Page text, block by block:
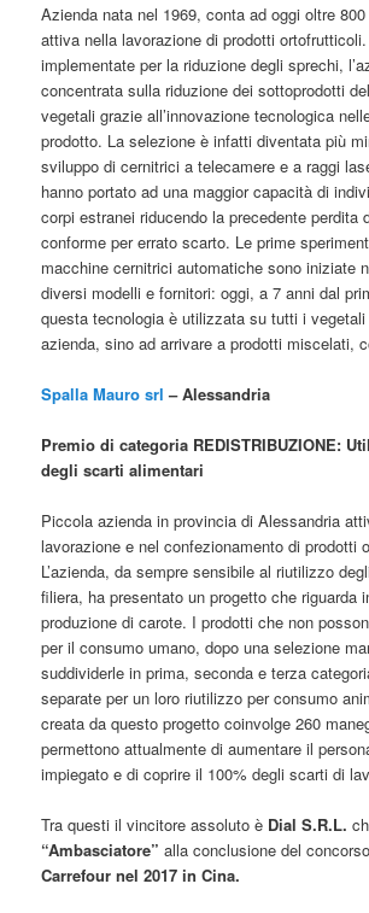
Azienda nata nel 1969, conta ad oggi oltre
attiva nella lavorazione di prodotti
implementate per la riduzione degli sprechi,
concentrata sulla riduzione dei sottoprodotti
vegetali grazie all’innovazione tecnologica
prodotto. La selezione è infatti diventata più
sviluppo di cernitrici a telecamere e a raggi
hanno portato ad una maggior capacità di
corpi estranei riducendo la precedente perdita
conforme per errato scarto. Le prime
macchine cernitrici automatiche sono iniziate
diversi modelli e fornitori: oggi, a 7 anni dal
questa tecnologia è utilizzata su tutti i
azienda, sino ad arrivare a prodotti miscelati,
Spalla Mauro srl – Alessandria
Premio di categoria REDISTRIBUZIONE:
degli scarti alimentari
Piccola azienda in provincia di Alessandria
lavorazione e nel confezionamento di prodotti
L’azienda, da sempre sensibile al riutilizzo
filiera, ha presentato un progetto che riguarda
produzione di carote. I prodotti che non
per il consumo umano, dopo una selezione
suddividerle in prima, seconda e terza
separate per un loro riutilizzo per consumo
creata da questo progetto coinvolge 260
permettono attualmente di aumentare il
impiegato e di coprire il 100% degli scarti di
Tra questi il vincitore assoluto è Dial S.R.L.
“Ambasciatore”alla conclusione del
Carrefour nel 2017 in Cina.